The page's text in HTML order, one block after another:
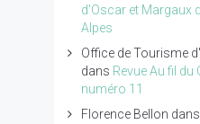
d'Oscar et Margaux
Alpes
Office de Tourisme
dans Revue Au fil du
numéro 11
Florence Bellon dans